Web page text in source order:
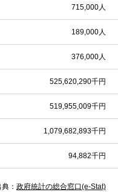
715,000人
189,000人
376,000人
525,620,290千円
519,955,009千円
1,079,682,893千円
94,882千円
： 政府統計の総合窓口(e-Stat)